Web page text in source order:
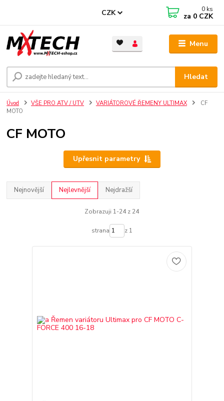
Menu
CZK
Hledat
0 ks
za 0 CZK
Úvod VŠE PRO ATV / UTV VARIÁTOROVÉ ŘEMENY ULTIMAX
CF
MOTO
CF MOTO
Upřesnit parametry
Nejnovější Nejlevnější Nejdražší
Zobrazuji 1-24 z 24
strana z 1